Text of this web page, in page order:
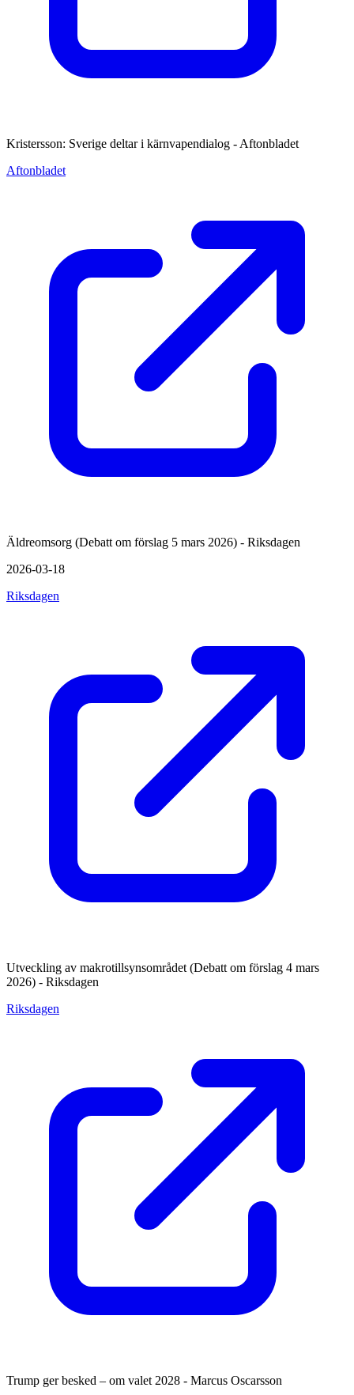
Kristersson: Sverige deltar i kärnvapendialog - Aftonbladet
Aftonbladet
Äldreomsorg (Debatt om förslag 5 mars 2026) - Riksdagen
2026-03-18
Riksdagen
Utveckling av makrotillsynsområdet (Debatt om förslag 4 mars
2026) - Riksdagen
Riksdagen
Trump ger besked – om valet 2028 - Marcus Oscarsson